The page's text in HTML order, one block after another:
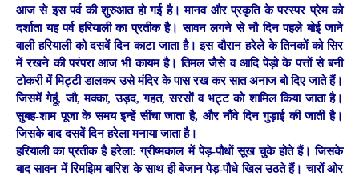
आज से इस पर्व की शुरुआत हो गई है। मानव और प्रकृति के परस्पर प्रेम को
दर्शाता यह पर्व हरियाली का प्रतीक है। सावन लगने से नौ दिन पहले बोई जाने
वाली हरियाली को दसवें दिन काटा जाता है। इस दौरान हरेले के तिनकों को सिर
में रखने की परंपरा आज भी कायम है। तिमल जैसे व आदि पेड़ो के पत्तों से बनी
टोकरी में मिट्टी डालकर उसे मंदिर के पास रख कर सात अनाज बो दिए जाते हैं।
जिसमें गेहूं, जौ, मक्का, उड़द, गहत, सरसों व भट्ट को शामिल किया जाता है।
सुबह-शाम पूजा के समय इन्हें सींचा जाता है, और नौंवे दिन गुड़ाई की जाती है।
जिसके बाद दसवें दिन हरेला मनाया जाता है।
हरियाली का प्रतीक है हरेला: ग्रीष्मकाल में पेड़-पौधों सूख चुके होते हैं। जिसके
बाद सावन में रिमझिम बारिश के साथ ही बेजान पेड़-पौधे खिल उठते हैं। चारों ओर